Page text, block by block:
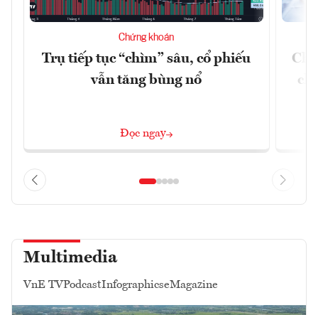
Chứng khoán
Trụ tiếp tục “chìm” sâu, cổ phiếu
vẫn tăng bùng nổ
Đọc ngay
Multimedia
VnE TVPodcastInfographicseMagazine